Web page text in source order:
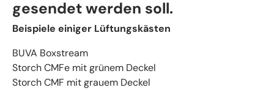
gesendet werden soll.
Beispiele einiger Lüftungskästen
BUVA Boxstream
Storch CMFe mit grünem Deckel
Storch CMF mit grauem Deckel